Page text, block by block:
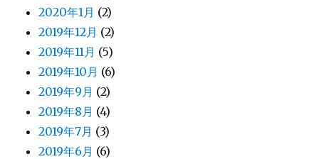
2020年1月 (2)
2019年12月 (2)
2019年11月 (5)
2019年10月 (6)
2019年9月 (2)
2019年8月 (4)
2019年7月 (3)
2019年6月 (6)